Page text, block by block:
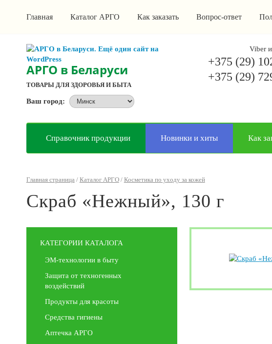
Главная Каталог АРГО Как заказать Вопрос-ответ
АРГО в Беларуси
ТОВАРЫ ДЛЯ ЗДОРОВЬЯ И БЫТА
Ваш город:
Viber
+375 (29)
+375 (29)
Справочник продукции Новинки и хиты Как
Главная страница/ Каталог АРГО/ Косметика по уходу за кожей
Скраб «Нежный», 130 г
КАТЕГОРИИ КАТАЛОГА
ЭМ-технологии в быту
Защита от техногенных
воздействий
Продукты для красоты
Средства гигиены
Аптечка АРГО